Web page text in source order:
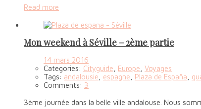
Read more
Mon weekend à Séville – 2ème partie
14 mars 2016
Categories: Cityguide Europe Voyages
Tags: andalousie espagne Plaza de España
Comments: 3
3ème journée dans la belle ville andalouse. Nous